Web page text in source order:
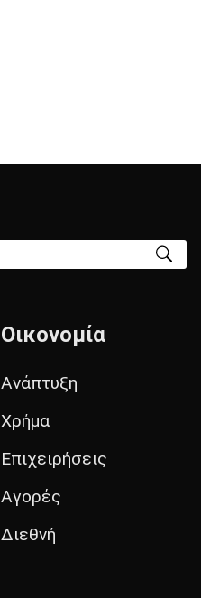
Οικονομία
Ανάπτυξη
Χρήμα
Επιχειρήσεις
Αγορές
Διεθνή